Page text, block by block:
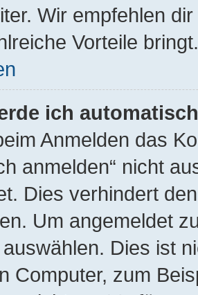
Wir empfehlen
Vorteile bringt.
ich
Anmelden das
anmelden“ nicht
Dies verhindert
Um angemeldet
Dies ist
Computer, zum